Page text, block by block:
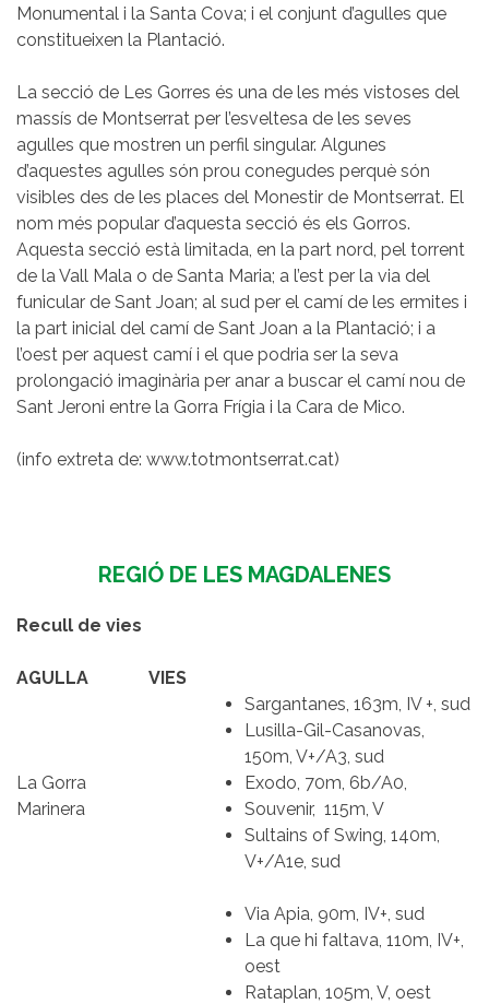
Monumental i la Santa Cova; i el conjunt d’agulles que
constitueixen la Plantació.
La secció de Les Gorres és una de les més vistoses del
massís de Montserrat per l’esveltesa de les seves
agulles que mostren un perfil singular. Algunes
d’aquestes agulles són prou conegudes perquè són
visibles des de les places del Monestir de Montserrat. El
nom més popular d’aquesta secció és els Gorros.
Aquesta secció està limitada, en la part nord, pel torrent
de la Vall Mala o de Santa Maria; a l’est per la via del
funicular de Sant Joan; al sud per el camí de les ermites i
la part inicial del camí de Sant Joan a la Plantació; i a
l’oest per aquest camí i el que podria ser la seva
prolongació imaginària per anar a buscar el camí nou de
Sant Jeroni entre la Gorra Frígia i la Cara de Mico.
(info extreta de: www.totmontserrat.cat)
REGIÓ DE LES MAGDALENES
Recull de vies
AGULLA VIES
La Gorra
Marinera
Sargantanes, 163m, IV +, sud
Lusilla-Gil-Casanovas,
150m, V+/A3, sud
Exodo, 70m, 6b/A0,
Souvenir, 115m, V
Sultains of Swing, 140m,
V+/A1e, sud
Via Apia, 90m, IV+, sud
La que hi faltava, 110m, IV+,
oest
Rataplan, 105m, V, oest